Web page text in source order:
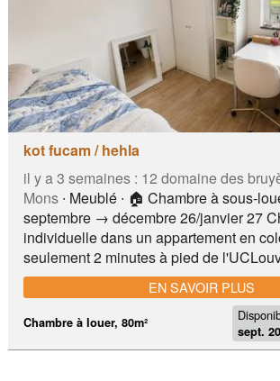
kot fucam / hehla
il y a 3 semaines : 12 domaine des
Mons∙ Meublé ∙ 🏠 Chambre à sous-
septembre → décembre 26/janvier 27
individuelle dans un appartement en
seulement 2 minutes à pied de
de la HELHa. Sous-location dans le
Erasmus. 📍 Emplacement À 2 pas de
HELHa et à 15 min du centre de Mons
commerces et laverie Parking gratuit
proximité 15 min en bus / 10 min en
Chambre à louer, 80m²
sept.
EN SAVOIR PLUS